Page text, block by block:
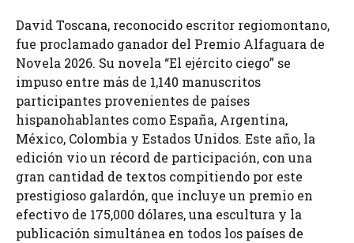
David Toscana, reconocido escritor regiomontano,
fue proclamado ganador del Premio Alfaguara de
Novela 2026. Su novela “El ejército ciego” se
impuso entre más de 1,140 manuscritos
participantes provenientes de países
hispanohablantes como España, Argentina,
México, Colombia y Estados Unidos. Este año, la
edición vio un récord de participación, con una
gran cantidad de textos compitiendo por este
prestigioso galardón, que incluye un premio en
efectivo de 175,000 dólares, una escultura y la
publicación simultánea en todos los países de